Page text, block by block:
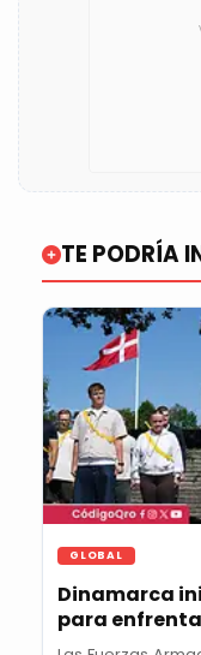
TE PODRÍA
GLOBAL
Dinamarca
para